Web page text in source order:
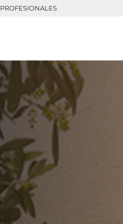
PROFESIONALES